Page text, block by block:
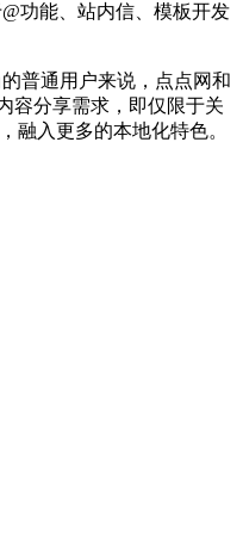
功能、站内信、模板开发
普通用户来说，点点网和
容分享需求，即仅限于关
融入更多的本地化特色。